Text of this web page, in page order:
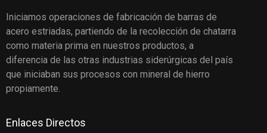
Iniciamos operaciones de fabricación de barras de
acero estriadas, partiendo de la recolección de chatarra
como materia prima en nuestros productos, a
diferencia de las otras industrias siderúrgicas del país
que iniciaban sus procesos con mineral de hierro
propiamente.
Enlaces Directos